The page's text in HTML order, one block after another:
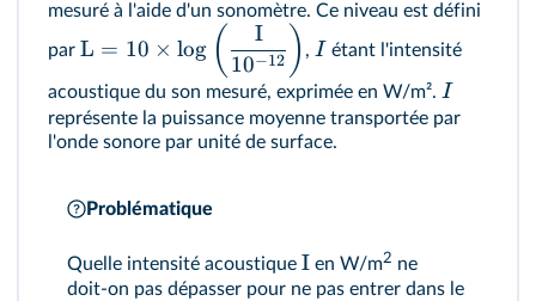
mesuré à l'aide d'un sonomètre. Ce niveau est défini
par L = 10 × log ( 10−12
I ) , I étant l'intensité
acoustique du son mesuré, exprimée en W/m². I
représente la puissance moyenne transportée par
l'onde sonore par unité de surface.
Problématique
Quelle intensité acoustique I en W/m2 ne
doit‑on pas dépasser pour ne pas entrer dans le